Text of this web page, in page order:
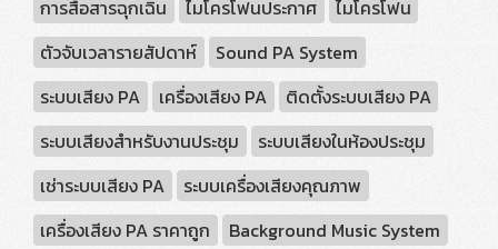
การสื่อสารฉุกเฉิน
ไมโครโฟนประกาศ
ไมโครโฟน
ตัวจับเวลารายสัปดาห์
Sound PA System
ระบบเสียง PA
เครื่องเสียง PA
ติดตั้งระบบเสียง PA
ระบบเสียงสำหรับงานประชุม
ระบบเสียงในห้องประชุม
เช่าระบบเสียง PA
ระบบเครื่องเสียงคุณภาพ
เครื่องเสียง PA ราคาถูก
Background Music System